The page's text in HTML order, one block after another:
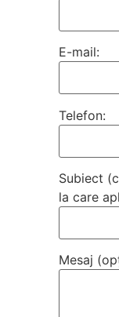
E-mail:
Telefon:
Subiect
la care
Mesaj